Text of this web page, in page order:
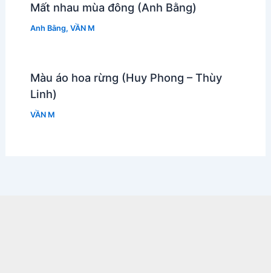
Mất nhau mùa đông (Anh Bằng)
Anh Bằng, VẦN M
Màu áo hoa rừng (Huy Phong – Thùy
Linh)
VẦN M